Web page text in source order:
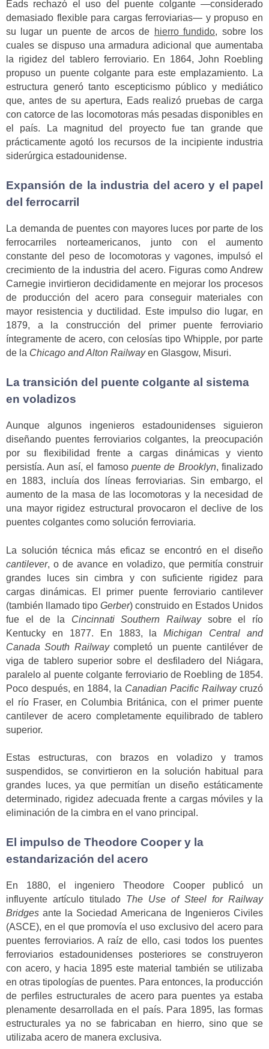
Eads rechazó el uso del puente colgante —considerado
demasiado flexible para cargas ferroviarias— y propuso en
su lugar un puente de arcos de hierro fundido, sobre los
cuales se dispuso una armadura adicional que aumentaba
la rigidez del tablero ferroviario. En 1864, John Roebling
propuso un puente colgante para este emplazamiento. La
estructura generó tanto escepticismo público y mediático
que, antes de su apertura, Eads realizó pruebas de carga
con catorce de las locomotoras más pesadas disponibles en
el país. La magnitud del proyecto fue tan grande que
prácticamente agotó los recursos de la incipiente industria
siderúrgica estadounidense.
Expansión de la industria del acero y el papel
del ferrocarril
La demanda de puentes con mayores luces por parte de los
ferrocarriles norteamericanos, junto con el aumento
constante del peso de locomotoras y vagones, impulsó el
crecimiento de la industria del acero. Figuras como Andrew
Carnegie invirtieron decididamente en mejorar los procesos
de producción del acero para conseguir materiales con
mayor resistencia y ductilidad. Este impulso dio lugar, en
1879, a la construcción del primer puente ferroviario
íntegramente de acero, con celosías tipo Whipple, por parte
de la Chicago and Alton Railwayen Glasgow, Misuri.
La transición del puente colgante al sistema
en voladizos
Aunque algunos ingenieros estadounidenses siguieron
diseñando puentes ferroviarios colgantes, la preocupación
por su flexibilidad frente a cargas dinámicas y viento
persistía. Aun así, el famoso puente de Brooklyn, finalizado
en 1883, incluía dos líneas ferroviarias. Sin embargo, el
aumento de la masa de las locomotoras y la necesidad de
una mayor rigidez estructural provocaron el declive de los
puentes colgantes como solución ferroviaria.
La solución técnica más eficaz se encontró en el diseño
cantilever, o de avance en voladizo, que permitía construir
grandes luces sin cimbra y con suficiente rigidez para
cargas dinámicas. El primer puente ferroviario cantilever
(también llamado tipo Gerber) construido en Estados Unidos
fue el de la Cincinnati Southern Railwaysobre el río
Kentucky en 1877. En 1883, laMichigan Central and
Canada South Railwaycompletó un puente cantiléver de
viga de tablero superior sobre el desfiladero del Niágara,
paralelo al puente colgante ferroviario de Roebling de 1854.
Poco después, en 1884, la Canadian Pacific Railwaycruzó
el río Fraser, en Columbia Británica, con el primer puente
cantilever de acero completamente equilibrado de tablero
superior.
Estas estructuras, con brazos en voladizo y tramos
suspendidos, se convirtieron en la solución habitual para
grandes luces, ya que permitían un diseño estáticamente
determinado, rigidez adecuada frente a cargas móviles y la
eliminación de la cimbra en el vano principal.
El impulso de Theodore Cooper y la
estandarización del acero
En 1880, el ingeniero Theodore Cooper publicó un
influyente artículo titulado The Use of Steel for Railway
Bridges ante la Sociedad Americana de Ingenieros Civiles
(ASCE), en el que promovía el uso exclusivo del acero para
puentes ferroviarios. A raíz de ello, casi todos los puentes
ferroviarios estadounidenses posteriores se construyeron
con acero, y hacia 1895 este material también se utilizaba
en otras tipologías de puentes. Para entonces, la producción
de perfiles estructurales de acero para puentes ya estaba
plenamente desarrollada en el país. Para 1895, las formas
estructurales ya no se fabricaban en hierro, sino que se
utilizaba acero de manera exclusiva.